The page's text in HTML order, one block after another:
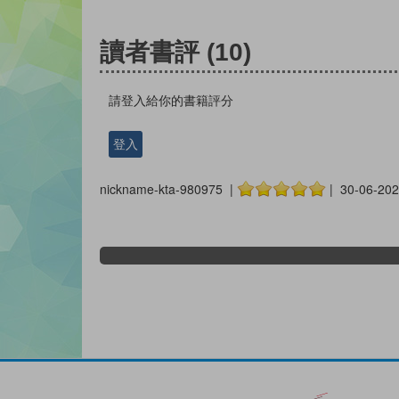
讀者書評 (10)
請登入給你的書籍評分
登入
nickname-kta-980975 | | 30-06-